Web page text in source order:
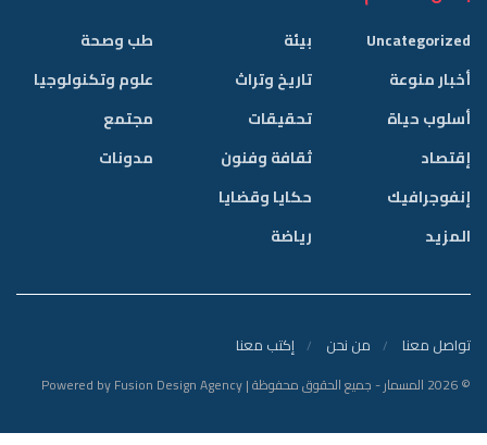
Uncategorized
أخبار منوعة
أسلوب حياة
إقتصاد
إنفوجرافيك
المزيد
بيئة
تاريخ وتراث
تحقيقات
ثقافة وفنون
حكايا وقضايا
رياضة
طب وصحة
علوم وتكنولوجيا
مجتمع
مدونات
تواصل معنا من نحن إكتب معنا